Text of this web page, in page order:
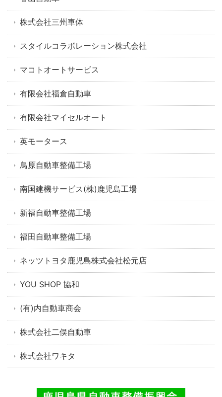
株式会社三州車体
スタイルコラボレーション株式会社
マコトオートサービス
有限会社福倉自動車
有限会社マイセルオート
英モータース
鳥原自動車整備工場
南国建機サービス(株)鹿児島工場
新福自動車整備工場
福田自動車整備工場
ネッツトヨタ鹿児島株式会社松元店
YOU SHOP 協和
(有)内自動車商会
株式会社二俣自動車
株式会社ワキタ